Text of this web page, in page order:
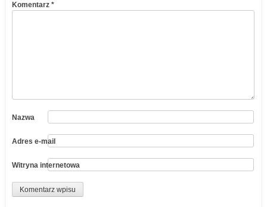
Komentarz *
Nazwa
Adres e-mail
Witryna internetowa